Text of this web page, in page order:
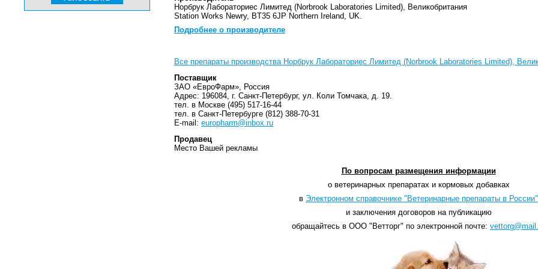
Норбрук Лабораториес Лимитед (Norbrook Laboratories Limited), Великобритания
Station Works Newry, BT35 6JP Northern Ireland, UK.
Подробнее о производителе
Все препараты производства Норбрук Лабораториес Лимитед (Norbrook Laboratories Limited),
Поставщик
ЗАО «ЕвроФарм», Россия
Адрес: 196084, г. Санкт-Петербург, ул. Коли Томчака, д. 19.
тел. в Москве (495) 517-16-44
тел. в Санкт-Петербурге (812) 388-70-31
E-mail: europharm@inbox.ru
Продавец
Место Вашей рекламы
По вопросам размещения информации
о ветеринарных препаратах и кормовых добавках
в Электронном справочнике "Ветеринарные препараты в России"
и заключения договоров на публикацию
обращайтесь в ООО "Ветторг" по электронной почте: